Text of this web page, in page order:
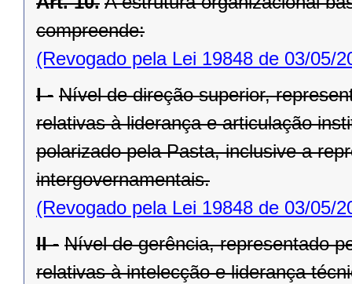
compreende:
(Revogado pela Lei 19848 de 03/05/
I - Nível de direção superior,
relativas à liderança e articulação
polarizado pela Pasta, inclusive a
intergovernamentais.
(Revogado pela Lei 19848 de 03/05/
II - Nível de gerência, representado
relativas à intelecção e liderança